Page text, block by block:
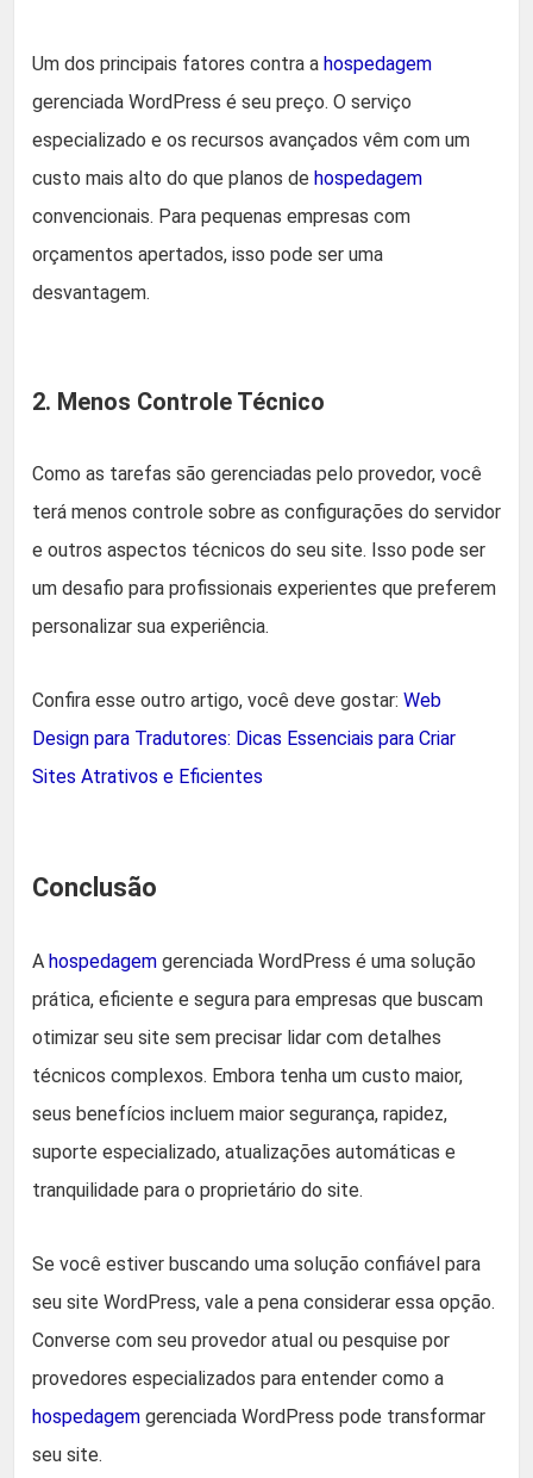
Um dos principais fatores contra a hospedagem
gerenciada WordPress é seu preço. O serviço
especializado e os recursos avançados vêm com um
custo mais alto do que planos de hospedagem
convencionais. Para pequenas empresas com
orçamentos apertados, isso pode ser uma
desvantagem.
2. Menos Controle Técnico
Como as tarefas são gerenciadas pelo provedor, você
terá menos controle sobre as configurações do servidor
e outros aspectos técnicos do seu site. Isso pode ser
um desafio para profissionais experientes que preferem
personalizar sua experiência.
Confira esse outro artigo, você deve gostar: Web
Design para Tradutores: Dicas Essenciais para Criar
Sites Atrativos e Eficientes
Conclusão
A hospedagem gerenciada WordPress é uma solução
prática, eficiente e segura para empresas que buscam
otimizar seu site sem precisar lidar com detalhes
técnicos complexos. Embora tenha um custo maior,
seus benefícios incluem maior segurança, rapidez,
suporte especializado, atualizações automáticas e
tranquilidade para o proprietário do site.
Se você estiver buscando uma solução confiável para
seu site WordPress, vale a pena considerar essa opção.
Converse com seu provedor atual ou pesquise por
provedores especializados para entender como a
hospedagem gerenciada WordPress pode transformar
seu site.